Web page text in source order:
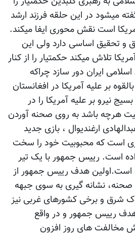
میشود در این حلقه فرزند ارشد
است نقش محوری ایفا میکند.
و تحقیق اساسی دارد ولی این
تلاش میکند حکمتیار را از کنار
ایران دور سازد چراکه
بر علیه آمریکا در افغانستان
نیرو بر علیه آمریکا را در
هرچه باشد به روی صحنه آوردن
ارغندیوال ، بازی جدید
است که محبوبیت خود را سخت
است. رییس جمهور با یک تیر
است.اولین هدف رییس جمهور از
نشانه گیری به سوی جبهه
شرق و برخی کشورهای غربی نیز
رییس جمهور و در واقع
مخالفت های روز افزون